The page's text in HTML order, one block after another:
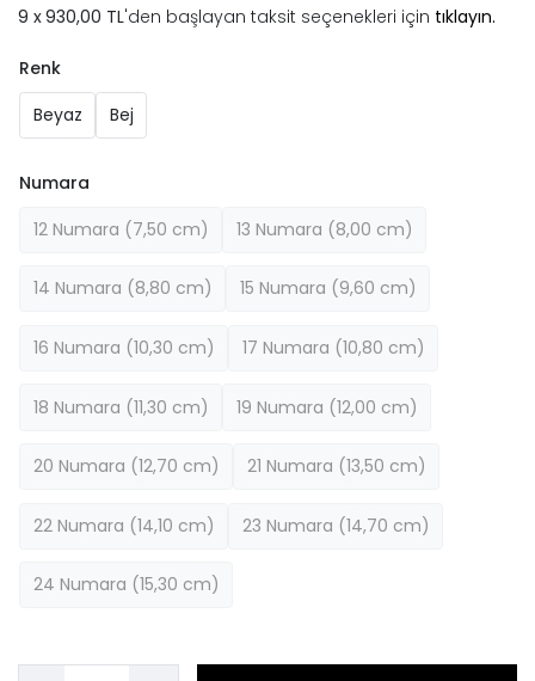
930,00 TL'den başlayan taksit seçenekleri için tıklayın.
Renk
Beyaz
Bej
Numara
12 Numara (7,50 cm)
13 Numara (8,00 cm)
14 Numara (8,80 cm) 15 Numara (9,60 cm)
16 Numara (10,30 cm) 17 Numara (10,80 cm)
18 Numara (11,30 cm) 19 Numara (12,00 cm)
20 Numara (12,70 cm) 21 Numara (13,50 cm)
22 Numara (14,10 cm) 23 Numara (14,70 cm)
24 Numara (15,30 cm)